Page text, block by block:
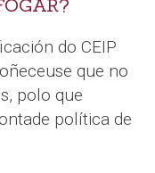
do CEIP
que no
polo que
política de